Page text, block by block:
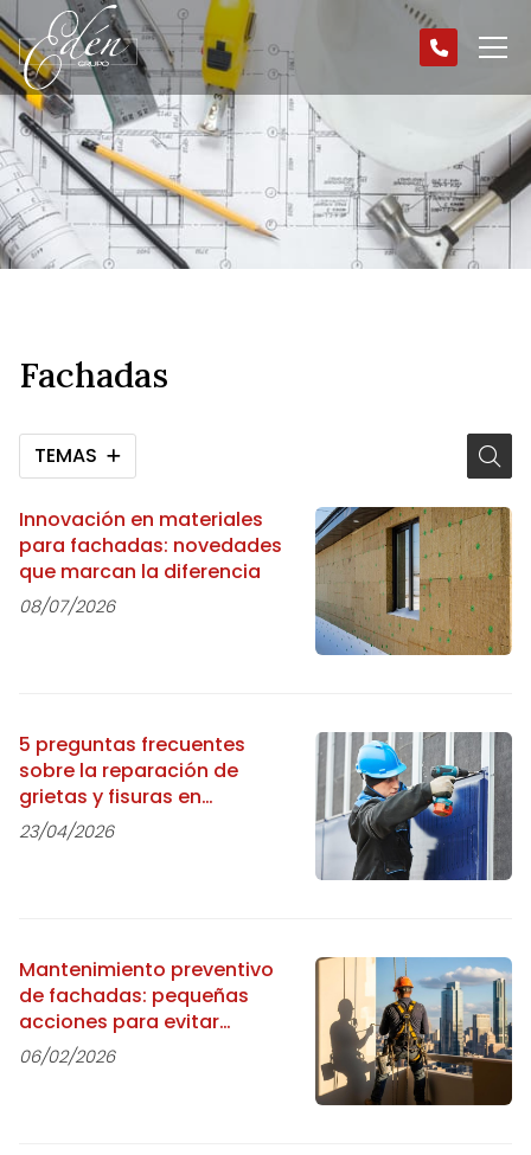
Fachadas
TEMAS
Innovación en materiales
para fachadas: novedades
que marcan la diferencia
08/07/2026
5 preguntas frecuentes
sobre la reparación de
grietas y fisuras en
fachadas
23/04/2026
Mantenimiento preventivo
de fachadas: pequeñas
acciones para evitar
grandes problemas
06/02/2026